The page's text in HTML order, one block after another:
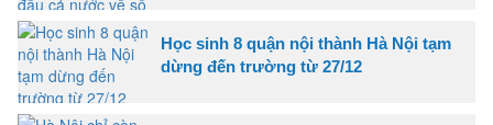
Học sinh 8 quận nội thành Hà Nội tạm
dừng đến trường từ 27/12